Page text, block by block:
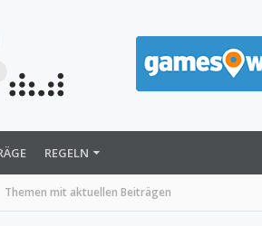
Themen mit aktuellen Beiträgen
REGELN